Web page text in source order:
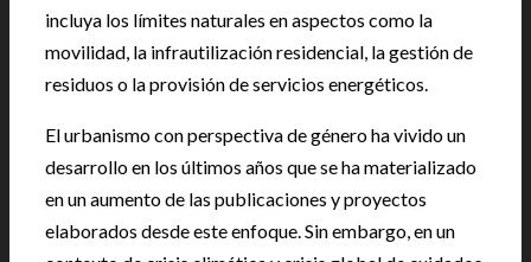
incluya los límites naturales en aspectos como la
movilidad, la infrautilización residencial, la gestión de
residuos o la provisión de servicios energéticos.
El urbanismo con perspectiva de género ha vivido un
desarrollo en los últimos años que se ha materializado
en un aumento de las publicaciones y proyectos
elaborados desde este enfoque. Sin embargo, en un